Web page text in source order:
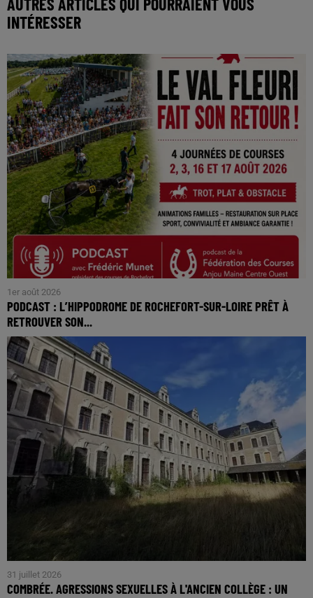
INTÉRESSER
1er août 2026
PODCAST : L’HIPPODROME DE ROCHEFORT-SUR-LOIRE PRÊT À
RETROUVER SON...
31 juillet 2026
COMBRÉE. AGRESSIONS SEXUELLES À L'ANCIEN COLLÈGE : UN